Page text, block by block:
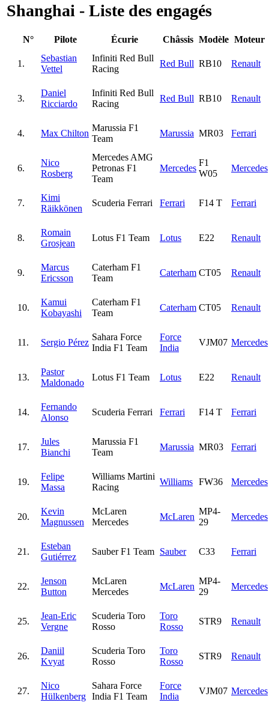
Shanghai - Liste des engagés
N° Pilote Écurie Châssis Modèle Moteur
1.
Sebastian
Vettel
Infiniti Red Bull
Racing
Red Bull RB10 Renault
3.
Daniel
Ricciardo
Infiniti Red Bull
Racing
Red Bull RB10 Renault
4. Max Chilton
Marussia F1
Team
Marussia MR03 Ferrari
6.
Nico
Rosberg
Mercedes AMG
Petronas F1
Team
Mercedes
F1
W05
Mercedes
7.
Kimi
Räikkönen
Scuderia Ferrari Ferrari F14 T Ferrari
8.
Romain
Grosjean
Lotus F1 Team Lotus E22 Renault
9.
Marcus
Ericsson
Caterham F1
Team
Caterham CT05 Renault
10.
Kamui
Kobayashi
Caterham F1
Team
Caterham CT05 Renault
11. Sergio Pérez
Sahara Force
India F1 Team
Force
India
VJM07 Mercedes
13.
Pastor
Maldonado
Lotus F1 Team Lotus E22 Renault
14.
Fernando
Alonso
Scuderia Ferrari Ferrari F14 T Ferrari
17.
Jules
Bianchi
Marussia F1
Team
Marussia MR03 Ferrari
19.
Felipe
Massa
Williams Martini
Racing
Williams FW36 Mercedes
20.
Kevin
Magnussen
McLaren
Mercedes
McLaren
MP4-
29
Mercedes
21.
Esteban
Gutiérrez
Sauber F1 Team Sauber C33 Ferrari
22.
Jenson
Button
McLaren
Mercedes
McLaren
MP4-
29
Mercedes
25.
Jean-Eric
Vergne
Scuderia Toro
Rosso
Toro
Rosso
STR9 Renault
26.
Daniil
Kvyat
Scuderia Toro
Rosso
Toro
Rosso
STR9 Renault
27.
Nico
Hülkenberg
Sahara Force
India F1 Team
Force
India
VJM07 Mercedes